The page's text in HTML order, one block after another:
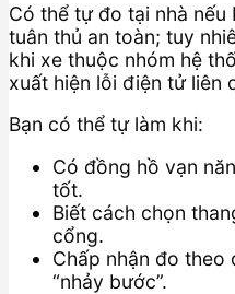
Có thể tự đo tại nhà
tuân thủ an toàn; tuy
khi xe thuộc nhóm hệ
xuất hiện lỗi điện tử liên
Bạn có thể tự làm khi:
Có đồng hồ vạn
tốt.
Biết cách chọn
cổng.
Chấp nhận đo theo
“nhảy bước”.